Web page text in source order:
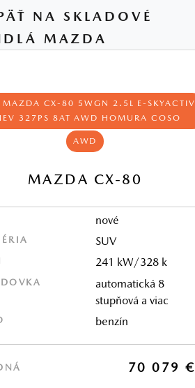
NA SKLADOVÉ
MAZDA
CX‑80 5WGN 2.5L E‑SKYACTIV
327PS 8AT AWD HOMURA COSO
AWD
MAZDA CX-80
nové
SUV
241 kW/328 k
automatická 8
stupňová a viac
benzín
70 079 €